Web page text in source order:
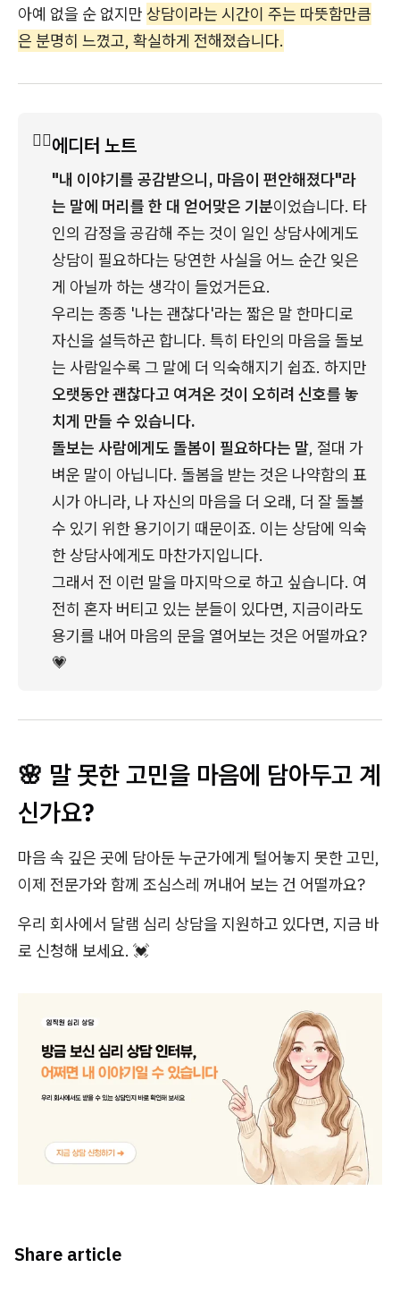
아예 없을 순 없지만 상담이라는 시간이 주는 따뜻함만큼
은 분명히 느꼈고, 확실하게 전해졌습니다.
✍🏻에디터 노트
"내 이야기를 공감받으니, 마음이 편안해졌다"라
는 말에 머리를 한 대 얻어맞은 기분이었습니다. 타
인의 감정을 공감해 주는 것이 일인 상담사에게도
상담이 필요하다는 당연한 사실을 어느 순간 잊은
게 아닐까 하는 생각이 들었거든요.
우리는 종종 '나는 괜찮다'라는 짧은 말 한마디로
자신을 설득하곤 합니다. 특히 타인의 마음을 돌보
오랫동안 괜찮다고 여겨온 것이 오히려 신호를 놓
치게 만들 수 있습니다.
돌보는 사람에게도 돌봄이 필요하다는 말, 절대 가
벼운 말이 아닙니다. 돌봄을 받는 것은 나약함의 표
시가 아니라, 나 자신의 마음을 더 오래, 더 잘 돌볼
수 있기 위한 용기이기 때문이죠. 이는 상담에 익숙
한 상담사에게도 마찬가지입니다.
그래서 전 이런 말을 마지막으로 하고 싶습니다. 여
전히 혼자 버티고 있는 분들이 있다면, 지금이라도
용기를 내어 마음의 문을 열어보는 것은 어떨까요?
💗
🌸 말 못한 고민을 마음에 담아두고 계
신가요?
마음 속 깊은 곳에 담아둔 누군가에게 털어놓지 못한 고민,
이제 전문가와 함께 조심스레 꺼내어 보는 건 어떨까요?
우리 회사에서 달램 심리 상담을 지원하고 있다면, 지금 바
로 신청해 보세요. 💓
Share article